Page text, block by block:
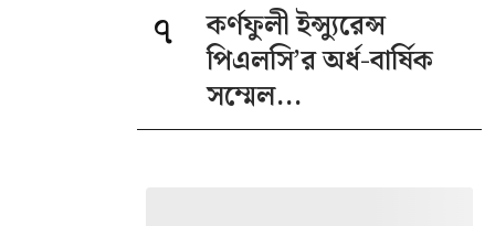
৭
কর্ণফুলী ইন্স্যুরেন্স
পিএলসি’র অর্ধ-বার্ষিক
সম্মেল...